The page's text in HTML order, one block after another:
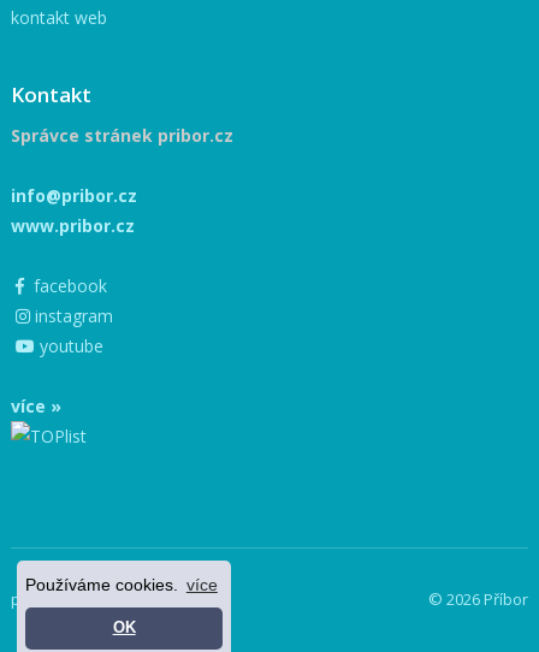
Používáme cookies. více
OK
kontakt web
Kontakt
Správce stránek pribor.cz
info@pribor.cz
www.pribor.cz
facebook
instagram
youtube
více »
powered by netnews © 2026 Příbor